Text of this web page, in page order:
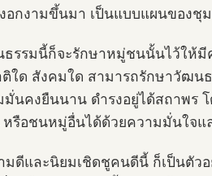
อกงามขึ้นมา เป็นแบบแผนของชุ
รมนี้ก็จะรักษาหมู่ชนนั้นไว้ให้มีค
ใด สังคมใด สามารถรักษาวัฒน
คงยืนนาน ดำรงอยู่ได้สถาพร
รือชนหมู่อื่นได้ด้วยความมั่นใจแ
ดีและนิยมเชิดชูคนดีนี้ ก็เป็นตัว